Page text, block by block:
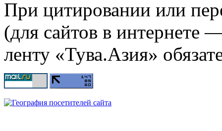
При цитировании или
(для сайтов в интернете
ленту «Тува.Азия»